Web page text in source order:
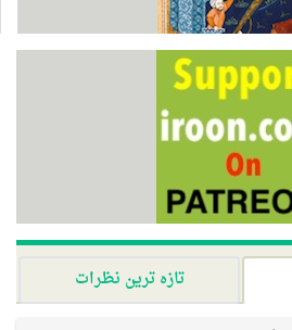
تازه ترین نظرات